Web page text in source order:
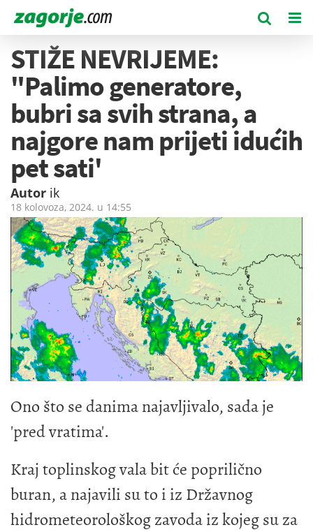
STIŽE NEVRIJEME:
"Palimo generatore,
bubri sa svih strana, a
najgore nam prijeti idućih
pet sati'
Autor ik
18 kolovoza, 2024. u 14:55
Ono što se danima najavljivalo, sada je
'pred vratima'.
Kraj toplinskog vala bit će poprilično
buran, a najavili su to i iz Državnog
hidrometeorološkog zavoda iz kojeg su za